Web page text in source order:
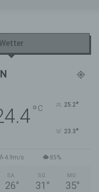
Wetter
° C 25.2°
23.3°
4.9m/s 85%
SA.
26°
SO.
31 °
MO.
35°